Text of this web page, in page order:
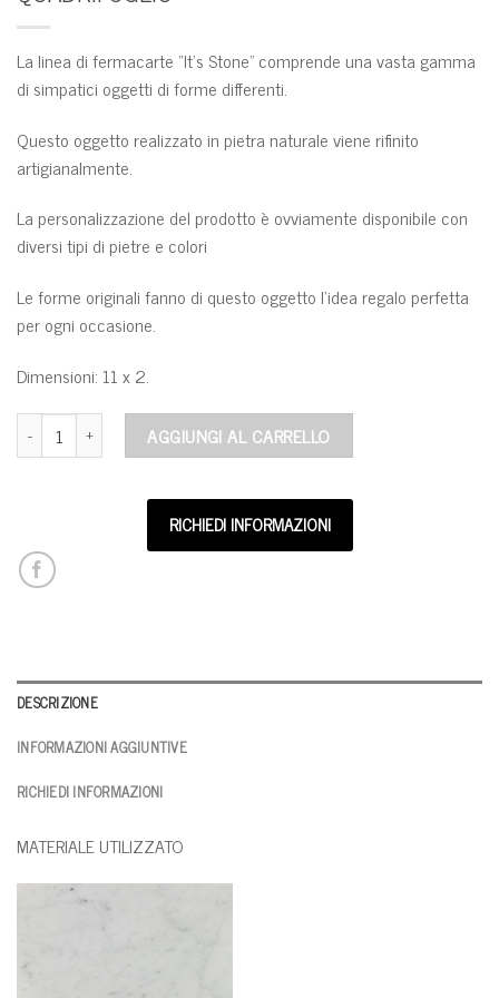
La linea di fermacarte “It’s Stone” comprende una vasta gamma
di simpatici oggetti di forme differenti.
Questo oggetto realizzato in pietra naturale viene rifinito
artigianalmente.
La personalizzazione del prodotto è ovviamente disponibile con
diversi tipi di pietre e colori
Le forme originali fanno di questo oggetto l’idea regalo perfetta
per ogni occasione.
Dimensioni: 11 x 2.
Quadrifoglio quantità AGGIUNGI AL CARRELLO
RICHIEDI INFORMAZIONI
DESCRIZIONE
INFORMAZIONI AGGIUNTIVE
RICHIEDI INFORMAZIONI
MATERIALE UTILIZZATO